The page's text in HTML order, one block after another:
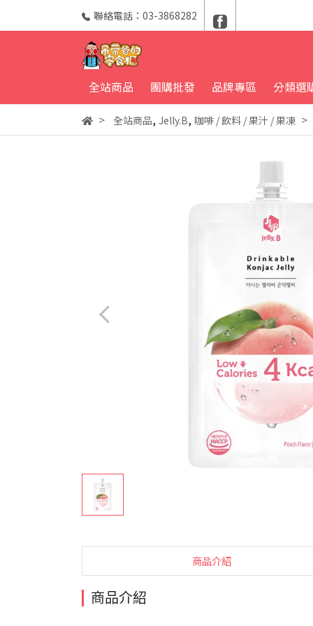
聯絡電話：03-3868282
全站商品 團購批發 品牌專區 分類選
全站商品, Jelly.B, 咖啡 / 飲料 / 果汁 / 果凍
商品介紹
商品介紹